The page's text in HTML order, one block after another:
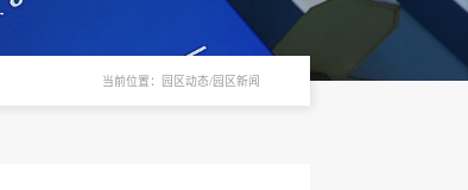
当前位置：园区动态/园区新闻